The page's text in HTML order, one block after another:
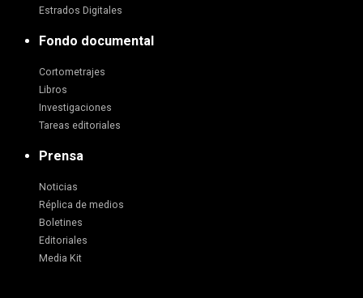
Estrados Digitales
Fondo documental
Cortometrajes
Libros
Investigaciones
Tareas editoriales
Prensa
Noticias
Réplica de medios
Boletines
Editoriales
Media Kit